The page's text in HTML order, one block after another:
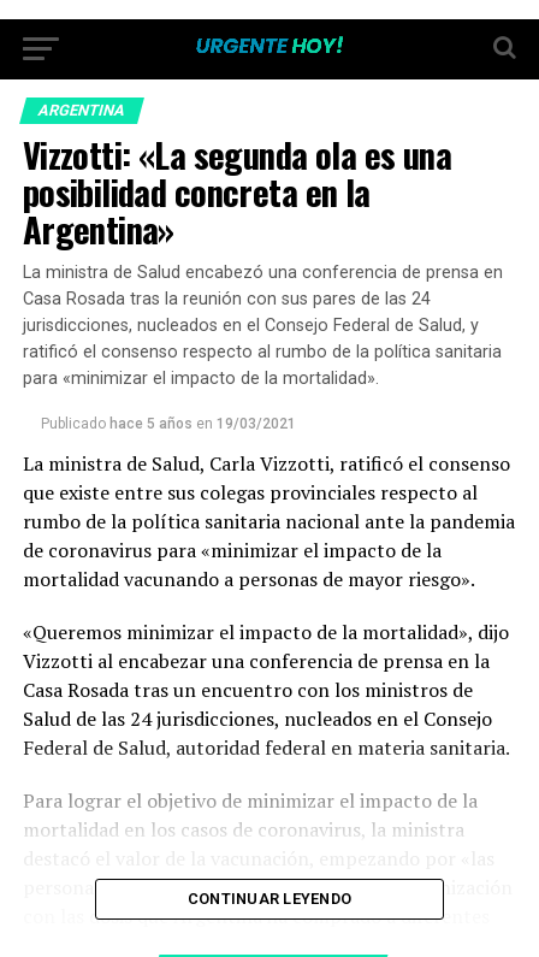
ARGENTINA
Vizzotti: «La segunda ola es una
posibilidad concreta en la
Argentina»
La ministra de Salud encabezó una conferencia de prensa en
Casa Rosada tras la reunión con sus pares de las 24
jurisdicciones, nucleados en el Consejo Federal de Salud, y
ratificó el consenso respecto al rumbo de la política sanitaria
para «minimizar el impacto de la mortalidad».
Publicado hace 5 años en 19/03/2021
La ministra de Salud, Carla Vizzotti, ratificó el consenso
que existe entre sus colegas provinciales respecto al
rumbo de la política sanitaria nacional ante la pandemia
de coronavirus para «minimizar el impacto de la
mortalidad vacunando a personas de mayor riesgo».
«Queremos minimizar el impacto de la mortalidad», dijo
Vizzotti al encabezar una conferencia de prensa en la
Casa Rosada tras un encuentro con los ministros de
Salud de las 24 jurisdicciones, nucleados en el Consejo
Federal de Salud, autoridad federal en materia sanitaria.
Para lograr el objetivo de minimizar el impacto de la
mortalidad en los casos de coronavirus, la ministra
personas de mayor riesgo», que reciben su inmunización
con las dosis que Argentina ha comprado a diferentes
CONTINUAR LEYENDO